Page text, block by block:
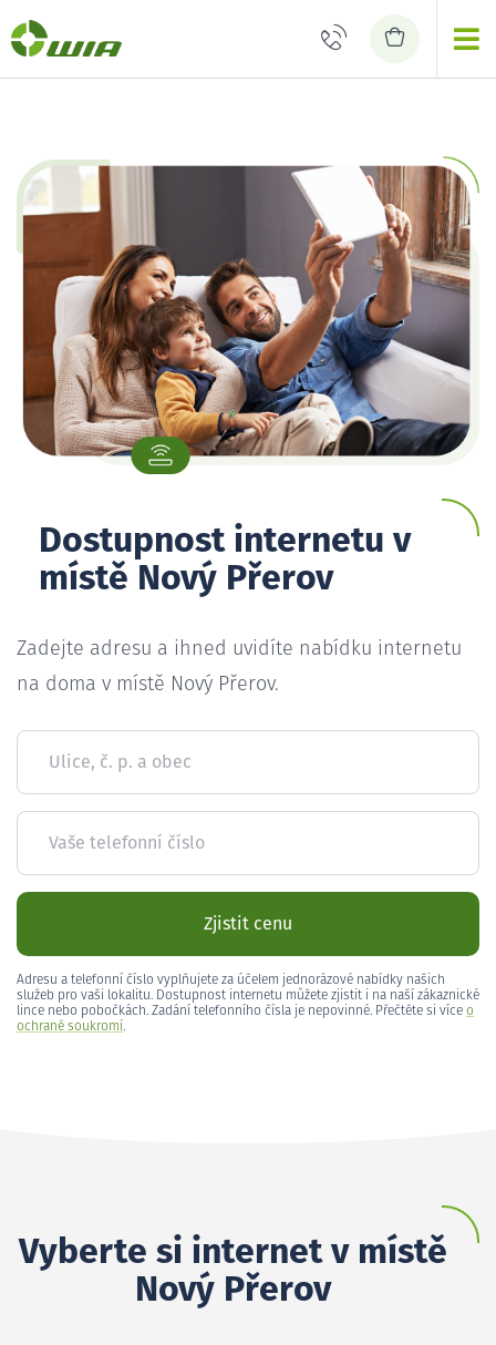
Dostupnost internetu v
místě Nový Přerov
Zadejte adresu a ihned uvidíte nabídku internetu
na doma v místě Nový Přerov.
Ulice, č. p. a obec
Vaše telefonní číslo
Zjistit cenu
Adresu a telefonní číslo vyplňujete za účelem jednorázové nabídky našich
služeb pro vaši lokalitu. Dostupnost internetu můžete zjistit i na naší zákaznické
lince nebo pobočkách. Zadání telefonního čísla je nepovinné. Přečtěte si více o
ochraně soukromí.
Vyberte si internet v místě
Nový Přerov